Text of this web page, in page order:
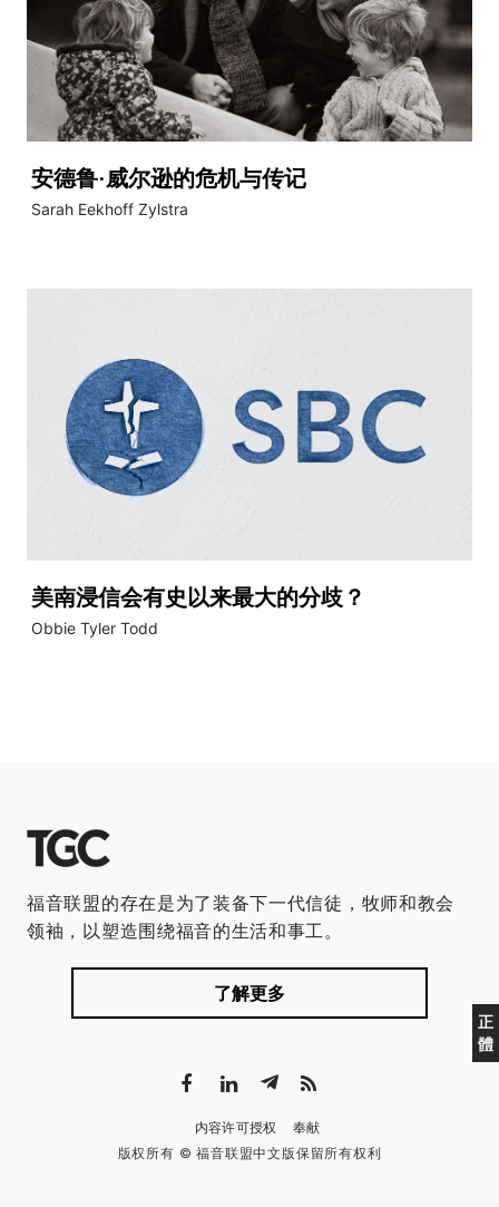
安德鲁·威尔逊的危机与传记
Sarah Eekhoff Zylstra
美南浸信会有史以来最大的分歧？
Obbie Tyler Todd
正
體
福音联盟的存在是为了装备下一代信徒，牧师和教会
领袖，以塑造围绕福音的生活和事工。
了解更多
内容许可授权
奉献
版权所有 © 福音联盟中文版保留所有权利